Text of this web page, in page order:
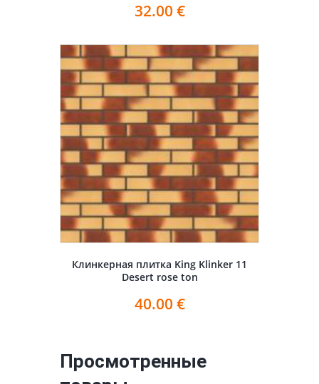
32.00 €
Клинкерная плитка King Klinker 11
Desert rose ton
40.00 €
Просмотренные